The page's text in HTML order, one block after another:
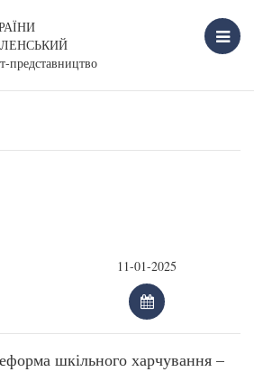
представництво
шкільного харчування –